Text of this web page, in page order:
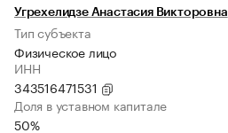
Угрехелидзе Анастасия Викторовна
Тип субъекта
Физическое лицо
ИНН
343516471531
Доля в уставном капитале
50%